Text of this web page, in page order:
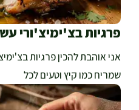
פרגיות בצ'ימיצ'ורי
אני אוהבת להכין פרגיות
שמריח כמו קיץ וטעים לכל